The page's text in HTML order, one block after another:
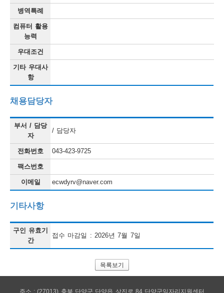
병역특례
컴퓨터 활용
능력
우대조건
기타 우대사
항
채용담당자
부서 / 담당
자
/ 담당자
전화번호 043-423-9725
팩스번호
이메일 ecwdyrv@naver.com
기타사항
구인 유효기
간
접수 마감일 : 2026년 7월 7일
목록보기